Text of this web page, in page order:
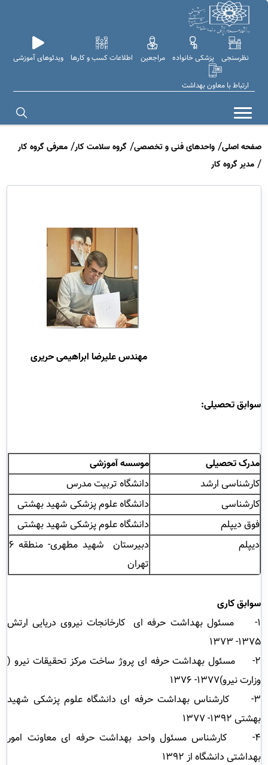
نظرسنجی پزشکی خانواده مراجعین اطلاعات کسب و کارها ویدئوهای آموزشی
ارتباط با معاون بهداشت
صفحه اصلی واحدهای فنی و تخصصی گروه سلامت کار معرفی گروه کار
مدیر گروه کار
سوابق تحصیلی:
مهندس علیرضاابراهیمی حریری
مدرک تحصیلی موسسه آموزشی
کارشناسی ارشد
دانشگاه تربیت مدرس
کارشناسی
دانشگاه علوم پزشکی شهید بهشتی
فوق دیپلم
دانشگاه علوم پزشکی شهید بهشتی
دیپلم
دبیرستان شهید مطهری- منطقه 6
تهران
سوابق کاری
1-
مسئول بهداشت حرفه ای کارخانجات نیروی دریایی ارتش
1375- 1373
2- مسئول بهداشت حرفه ای پروژ ساخت مرکز تحقیقات نیرو (
وزارت نیرو)1377- 1376
3- کارشناس بهداشت حرفه ای دانشگاه علوم پزشکی شهید
بهشتی 1392- 1377
4- کارشناس مسئول واحد بهداشت حرفه ای معاونت امور
بهداشتی دانشگاه از 1392